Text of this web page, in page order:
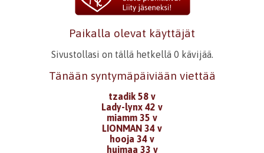
Paikalla olevat käyttäjät
Sivustollasi on tällä hetkellä 0 kävijää.
Tänään syntymäpäiviään viettää
tzadik 58 v
Lady-lynx 42 v
miamm 35 v
LIONMAN 34 v
hooja 34 v
huimaa 33 v